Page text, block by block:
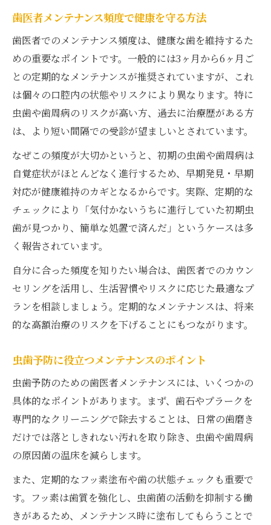
歯医者メンテナンス頻度で健康を守る方法
歯医者でのメンテナンス頻度は、健康な歯を維持するた
めの重要なポイントです。一般的には3ヶ月から6ヶ月ご
との定期的なメンテナンスが推奨されていますが、これ
は個々の口腔内の状態やリスクにより異なります。特に
虫歯や歯周病のリスクが高い方、過去に治療歴がある方
は、より短い間隔での受診が望ましいとされています。
なぜこの頻度が大切かというと、初期の虫歯や歯周病は
自覚症状がほとんどなく進行するため、早期発見・早期
対応が健康維持のカギとなるからです。実際、定期的な
チェックにより「気付かないうちに進行していた初期虫
歯が見つかり、簡単な処置で済んだ」というケースは多
く報告されています。
自分に合った頻度を知りたい場合は、歯医者でのカウン
セリングを活用し、生活習慣やリスクに応じた最適なプ
ランを相談しましょう。定期的なメンテナンスは、将来
的な高額治療のリスクを下げることにもつながります。
虫歯予防に役立つメンテナンスのポイント
虫歯予防のための歯医者メンテナンスには、いくつかの
具体的なポイントがあります。まず、歯石やプラークを
専門的なクリーニングで除去することは、日常の歯磨き
だけでは落としきれない汚れを取り除き、虫歯や歯周病
の原因菌の温床を減らします。
また、定期的なフッ素塗布や歯の状態チェックも重要で
す。フッ素は歯質を強化し、虫歯菌の活動を抑制する働
きがあるため、メンテナンス時に塗布してもらうことで